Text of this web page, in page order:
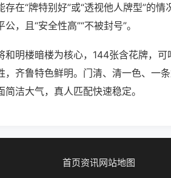
在“牌特别好”或“透视他人牌型”的
，且“安全性高”“不被封号”。
和明楼暗楼为核心，144张含花牌，
，齐鲁特色鲜明。门清、清一色、一
洁大气，真人匹配快速稳定。
首页资讯网站地图